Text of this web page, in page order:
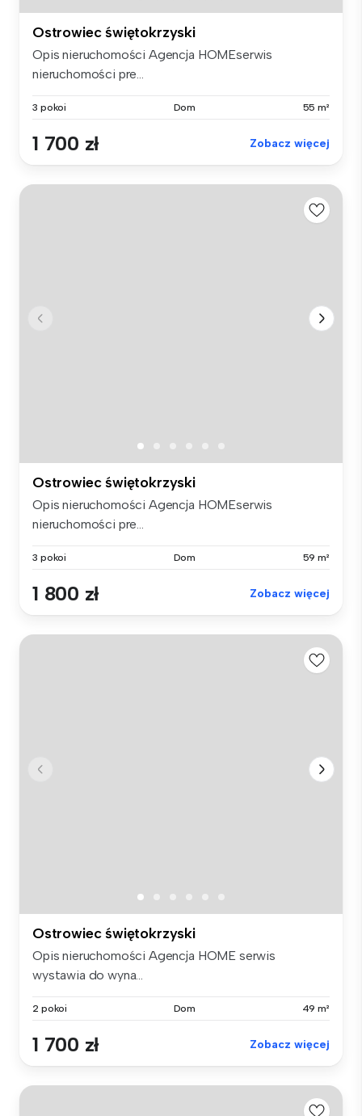
Ostrowiec świętokrzyski
Opis nieruchomości Agencja HOMEserwis
nieruchomości pre...
3 pokoi Dom 55 m²
1 700 zł Zobacz więcej
Ostrowiec świętokrzyski
Opis nieruchomości Agencja HOMEserwis
nieruchomości pre...
3 pokoi Dom 59 m²
1 800 zł Zobacz więcej
Ostrowiec świętokrzyski
Opis nieruchomości Agencja HOME serwis
wystawia do wyna...
2 pokoi Dom 49 m²
1 700 zł Zobacz więcej